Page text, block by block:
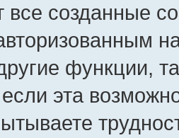
все созданные
функции,
эта